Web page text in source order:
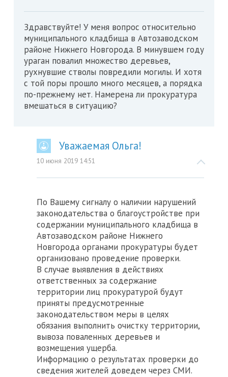
Здравствуйте! У меня вопрос относительно
муниципального кладбища в Автозаводском
районе Нижнего Новгорода. В минувшем году
ураган повалил множество деревьев,
рухнувшие стволы повредили могилы. И хотя
с той поры прошло много месяцев, а порядка
по-прежнему нет. Намерена ли прокуратура
вмешаться в ситуацию?
Уважаемая Ольга!
10 июня 2019 14:51
По Вашему сигналу о наличии нарушений
законодательства о благоустройстве при
содержании муниципального кладбища в
Автозаводском районе Нижнего
Новгорода органами прокуратуры будет
организовано проведение проверки.
В случае выявления в действиях
ответственных за содержание
территории лиц прокуратурой будут
приняты предусмотренные
законодательством меры в целях
обязания выполнить очистку территории,
вывоза поваленных деревьев и
возмещения ущерба.
Информацию о результатах проверки до
сведения жителей доведем через СМИ.